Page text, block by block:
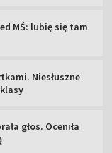
MŚ: lubię się tam
Niesłuszne
głos. Oceniła